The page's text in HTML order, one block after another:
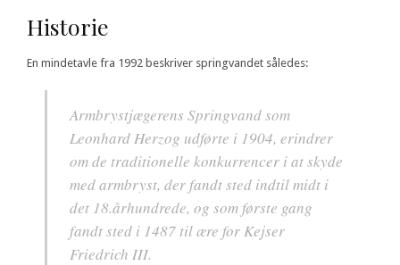
Historie
En mindetavle fra 1992 beskriver springvandet således:
Armbrystjægerens Springvand som
Leonhard Herzog udførte i 1904, erindrer
om de traditionelle konkurrencer i at skyde
med armbryst, der fandt sted indtil midt i
det 18.århundrede, og som første gang
fandt sted i 1487 til ære for Kejser
Friedrich III.